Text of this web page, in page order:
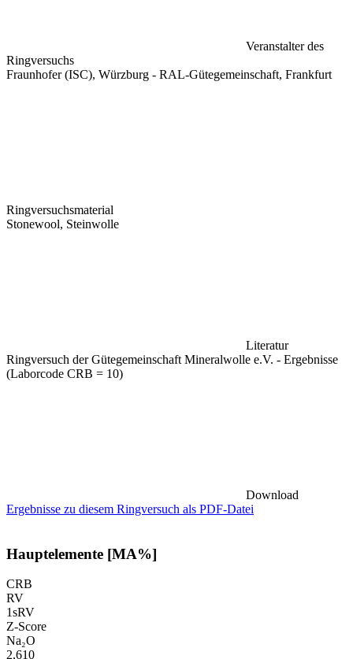
Veranstalter des
Ringversuchs
Fraunhofer (ISC), Würzburg - RAL-Gütegemeinschaft, Frankfurt
Ringversuchsmaterial
Stonewool, Steinwolle
Literatur
Ringversuch der Gütegemeinschaft Mineralwolle e.V. - Ergebnisse
(Laborcode CRB = 10)
Download
Ergebnisse zu diesem Ringversuch als PDF-Datei
Hauptelemente [MA%]
CRB
RV
1sRV
Z-Score
Na₂O
2,610